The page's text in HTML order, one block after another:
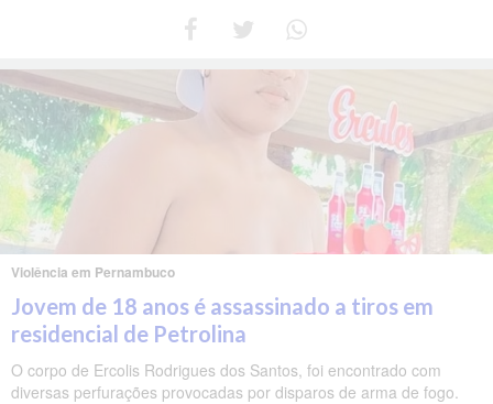
Violência em Pernambuco
Jovem de 18 anos é assassinado a tiros em
residencial de Petrolina
O corpo de Ercolis Rodrigues dos Santos, foi encontrado com
diversas perfurações provocadas por disparos de arma de fogo.